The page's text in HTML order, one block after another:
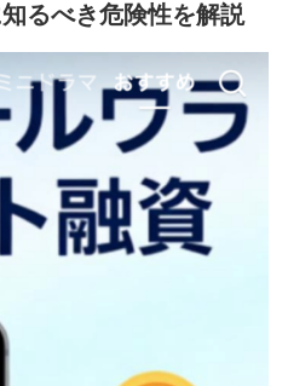
るべき危険性を解説